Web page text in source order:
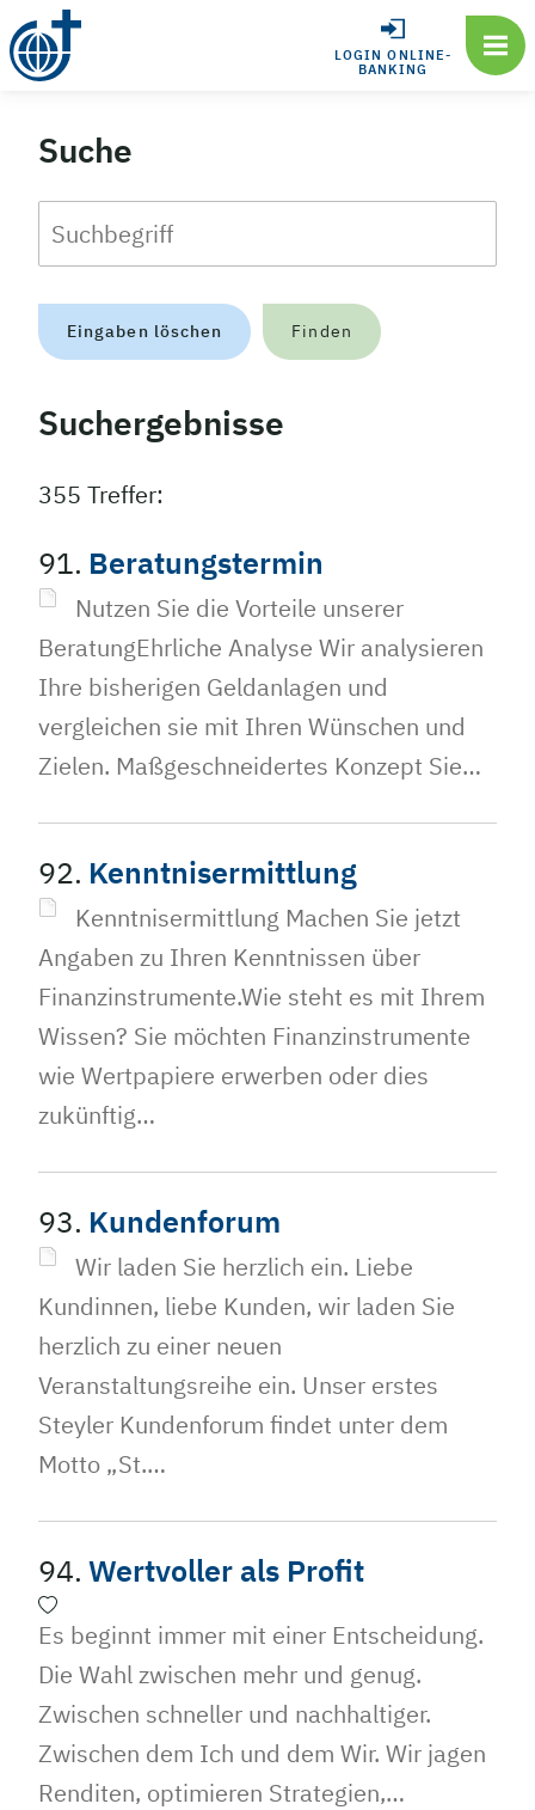
LOGIN ONLINE-
BANKING
Suche
Eingaben löschen Finden
Suchergebnisse
355 Treffer:
91. Beratungstermin
Nutzen Sie die Vorteile unserer
BeratungEhrliche Analyse Wir analysieren
Ihre bisherigen Geldanlagen und
vergleichen sie mit Ihren Wünschen und
Zielen. Maßgeschneidertes Konzept Sie…
92. Kenntnisermittlung
Kenntnisermittlung Machen Sie jetzt
Angaben zu Ihren Kenntnissen über
Finanzinstrumente.Wie steht es mit Ihrem
Wissen? Sie möchten Finanzinstrumente
wie Wertpapiere erwerben oder dies
zukünftig…
93. Kundenforum
Wir laden Sie herzlich ein. Liebe
Kundinnen, liebe Kunden, wir laden Sie
herzlich zu einer neuen
Veranstaltungsreihe ein. Unser erstes
Steyler Kundenforum findet unter dem
Motto „St.…
94. Wertvoller als Profit
Es beginnt immer mit einer Entscheidung.
Die Wahl zwischen mehr und genug.​
Zwischen schneller und nachhaltiger.​
Zwischen dem Ich und dem Wir.​​​ Wir jagen
Renditen, optimieren Strategien,…